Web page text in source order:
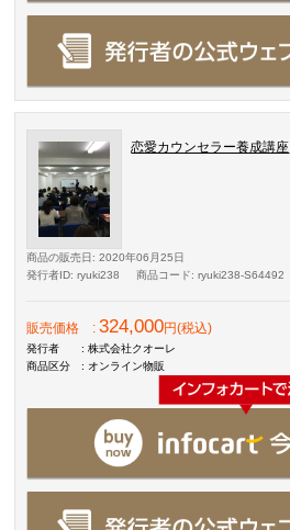
恋愛カウンセラー養成講座
商品の販売日 : 2020年06月25日
発行者ID: ryuki238 商品コード: ryuki238-S64492
販売価格 :324,000円(税込)
発行者
: 株式会社クオーレ
商品区分
: オンライン物販